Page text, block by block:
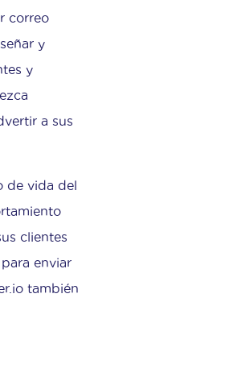
correo
y
y
a sus
de vida del
clientes
enviar
también